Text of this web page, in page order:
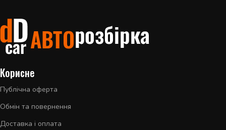
Корисне
Публічна оферта
Обмін та повернення
Доставка і оплата